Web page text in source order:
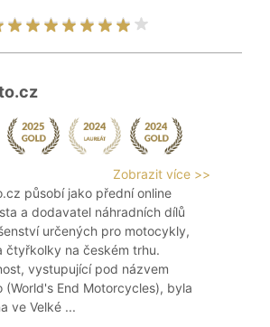
Zobrazit více >>
působí jako přední online
a dodavatel náhradních dílů
určených pro motocykly,
čtyřkolky na českém trhu.
vystupující pod názvem
(World's End Motorcycles), byla
ve Velké ...